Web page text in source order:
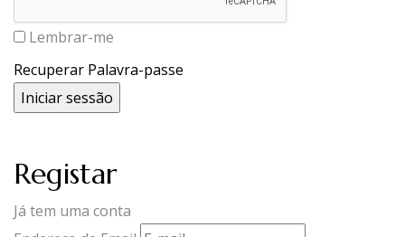
Lembrar-me
Recuperar Palavra-passe
Registar
Já tem uma conta